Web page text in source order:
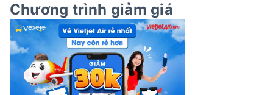
Chương trình giảm giá